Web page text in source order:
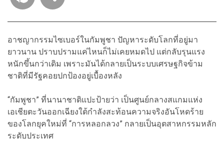
อาชญากรรมไซเบอร์ในกัมพูชา ปัญหาระดับโลกที่อยู่มา
ยาวนาน ปราบปรามแค่ไหนก็ไม่เคยหมดไป แต่กลับรุนแรง
หนักขึ้นกว่าเดิม เพราะมันได้กลายเป็นระบบเศรษฐกิจข้าม
ชาติที่มีรัฐคอยปกป้องอยู่เบื้องหลัง
“กัมพูชา” ที่นานาชาติแปะป้ายว่า เป็นศูนย์กลางสแกมแห่ง
เอเชียตะวันออกเฉียงใต้กำลังสะท้อนความจริงอันโหดร้าย
ของโลกยุคใหม่ที่ “การหลอกลวง” กลายเป็นอุตสาหกรรมหลัก
ระดับประเทศ